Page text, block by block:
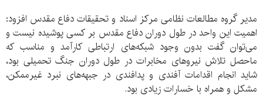
مدیر گروه مطالعات نظامی مرکز اسناد و تحقیقات دفاع مقدس افزود:
اهمیت این واحد در طول دوران دفاع مقدس بر کسی پوشیده نیست و
می‌توان گفت بدون وجود شبکه‌های ارتباطی کارآمد و مناسب که
ماحصل تلاش نیروهای مخابرات در طول دوران جنگ تحمیلی بود،
شاید انجام اقدامات آفندی و پدافندی در جبهه‌های نبرد غیرممکن،
مشکل و همراه با خسارات زیادی بود.